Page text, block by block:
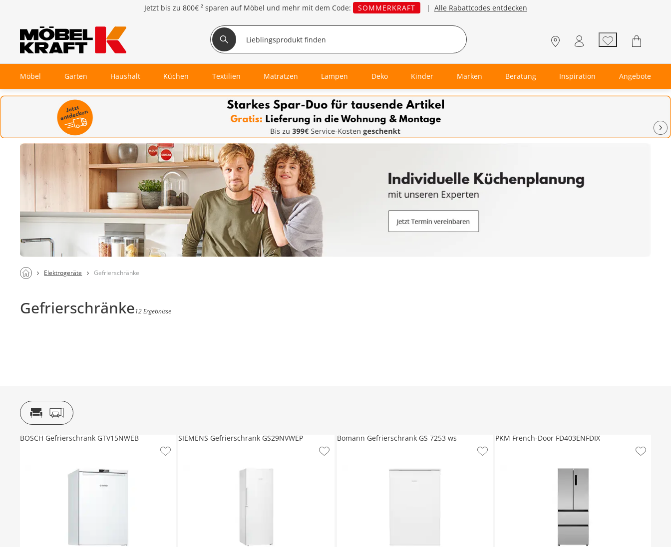
Jetzt bis zu 800€ ² sparen auf Möbel und mehr mit dem Code: SOMMERKRAFT | Alle Rabattcodes entdecken
Möbel Garten Haushalt Küchen Textilien Matratzen Lampen Deko Kinder Marken Beratung Inspiration Angebote
Elektrogeräte Gefrierschränke
Gefrierschränke12 Ergebnisse
BOSCH Gefrierschrank GTV15NWEB SIEMENS Gefrierschrank GS29NVWEP Bomann Gefrierschrank GS 7253 ws PKM French-Door FD403ENFDIX